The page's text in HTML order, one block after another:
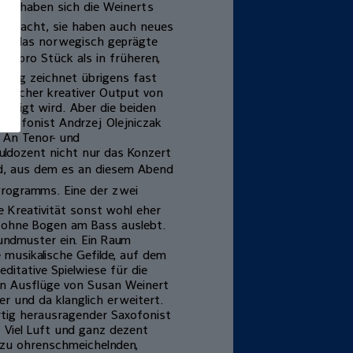
haben sich die Weinerts
sie haben auch neues
das norwegisch geprägte
pro Stück als in früheren,
zeichnet übrigens fast
kreativer Output von
wird. Aber die beiden
Andrzej Olejniczak
Tenor- und
nicht nur das Konzert
aus dem es an diesem Abend
Eine der zwei
Kreativität sonst wohl eher
Bogen am Bass auslebt.
ein. Ein Raum
Gefilde, auf dem
Spielwiese für die
Ausflüge von Susan Weinert
und da klanglich erweitert.
herausragender Saxofonist
Viel Luft und ganz dezent
ohrenschmeichelnden,